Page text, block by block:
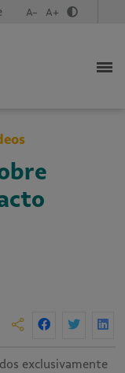
A- A+
exclusivamente